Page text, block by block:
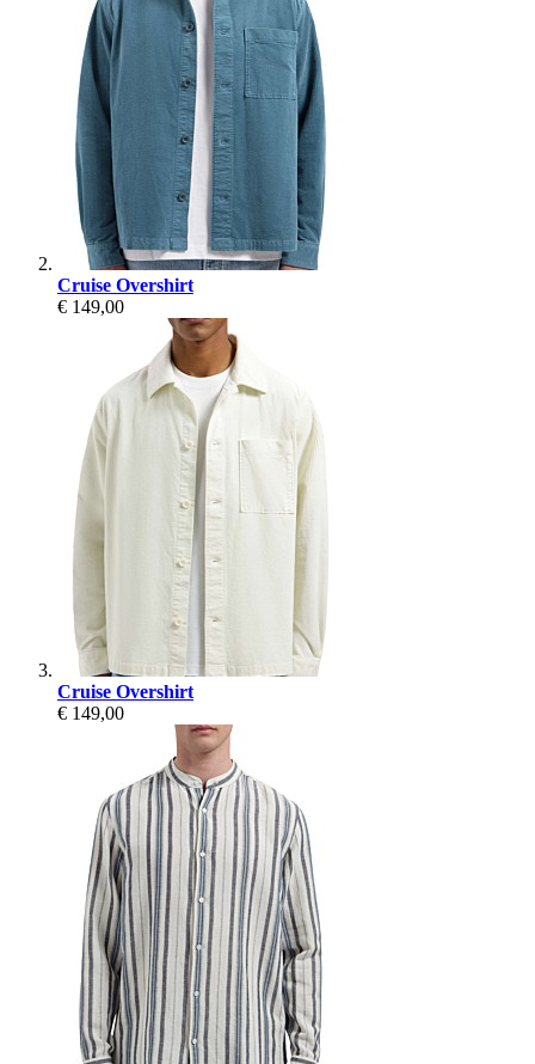
Cruise Overshirt
€ 149,00
Cruise Overshirt
€ 149,00